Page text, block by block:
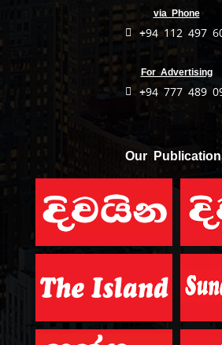
via Phone
+94 112 497
For Advertising
+94 777 489
Our